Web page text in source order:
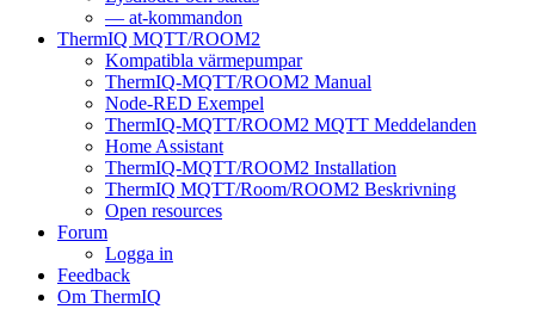
— at-kommandon
ThermIQ MQTT/ROOM2
Kompatibla värmepumpar
ThermIQ-MQTT/ROOM2 Manual
Node-RED Exempel
ThermIQ-MQTT/ROOM2 MQTT Meddelanden
Home Assistant
ThermIQ-MQTT/ROOM2 Installation
ThermIQ MQTT/Room/ROOM2 Beskrivning
Open resources
Forum
Logga in
Feedback
Om ThermIQ